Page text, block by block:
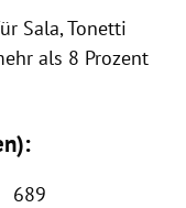
Sala, Tonetti
als 8 Prozent
689